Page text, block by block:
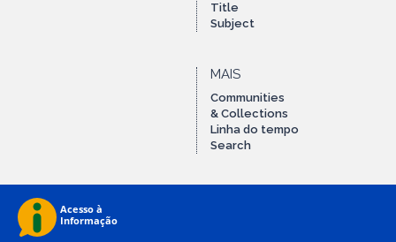
Title
Subject
MAIS
Communities
& Collections
Linha do tempo
Search